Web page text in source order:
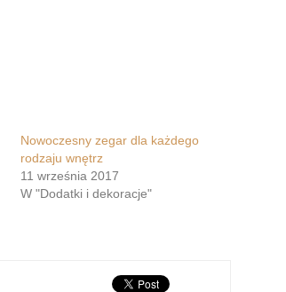
Nowoczesny zegar dla każdego
rodzaju wnętrz
11 września 2017
W "Dodatki i dekoracje"